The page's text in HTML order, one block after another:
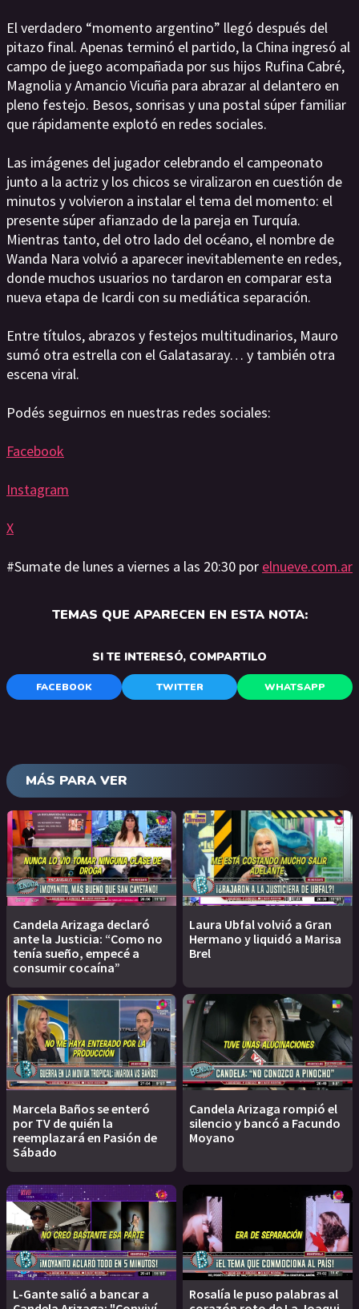
El verdadero “momento argentino” llegó después del
pitazo final. Apenas terminó el partido, la China ingresó al
campo de juego acompañada por sus hijos Rufina Cabré,
Magnolia y Amancio Vicuña para abrazar al delantero en
pleno festejo. Besos, sonrisas y una postal súper familiar
que rápidamente explotó en redes sociales.
Las imágenes del jugador celebrando el campeonato
junto a la actriz y los chicos se viralizaron en cuestión de
minutos y volvieron a instalar el tema del momento: el
presente súper afianzado de la pareja en Turquía.
Mientras tanto, del otro lado del océano, el nombre de
Wanda Nara volvió a aparecer inevitablemente en redes,
donde muchos usuarios no tardaron en comparar esta
nueva etapa de Icardi con su mediática separación.
Entre títulos, abrazos y festejos multitudinarios, Mauro
sumó otra estrella con el Galatasaray… y también otra
escena viral.
Podés seguirnos en nuestras redes sociales:
Facebook
Instagram
X
#Sumate de lunes a viernes a las 20:30 por elnueve.com.ar
TEMAS QUE APARECEN EN ESTA NOTA:
SI TE INTERESÓ, COMPARTILO
FACEBOOK TWITTER WHATSAPP
MÁS PARA VER
Candela Arizaga declaró
ante la Justicia: “Como no
tenía sueño, empecé a
consumir cocaína”
Laura Ubfal volvió a Gran
Hermano y liquidó a Marisa
Brel
Marcela Baños se enteró
por TV de quién la
reemplazará en Pasión de
Sábado
Candela Arizaga rompió el
silencio y bancó a Facundo
Moyano
L-Gante salió a bancar a
Rosalía le puso palabras al